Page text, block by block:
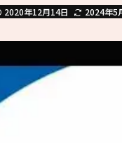
2020年12月14日 2024年5